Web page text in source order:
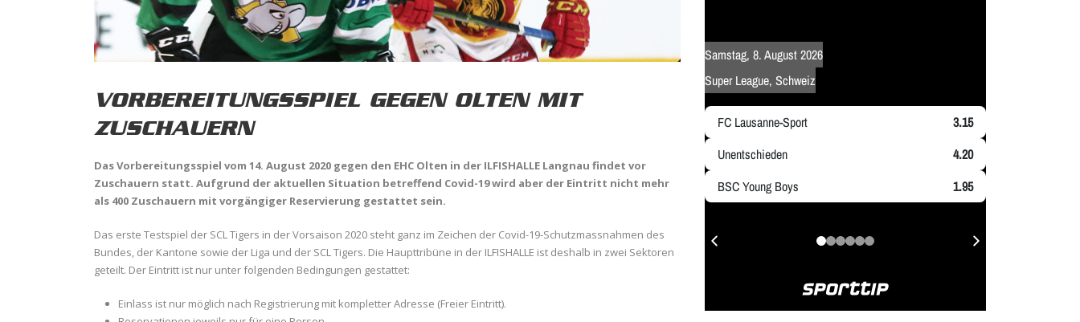
VORBEREITUNGSSPIEL GEGEN OLTEN MIT
ZUSCHAUERN
Das Vorbereitungsspiel vom 14. August 2020 gegen den EHC Olten in der ILFISHALLE Langnau findet vor
Zuschauern statt. Aufgrund der aktuellen Situation betreffend Covid-19 wird aber der Eintritt nicht mehr
als 400 Zuschauern mit vorgängiger Reservierung gestattet sein.
Das erste Testspiel der SCL Tigers in der Vorsaison 2020 steht ganz im Zeichen der Covid-19-Schutzmassnahmen des
Bundes, der Kantone sowie der Liga und der SCL Tigers. Die Haupttribüne in der ILFISHALLE ist deshalb in zwei Sektoren
geteilt. Der Eintritt ist nur unter folgenden Bedingungen gestattet:
Einlass ist nur möglich nach Registrierung mit kompletter Adresse (Freier Eintritt).